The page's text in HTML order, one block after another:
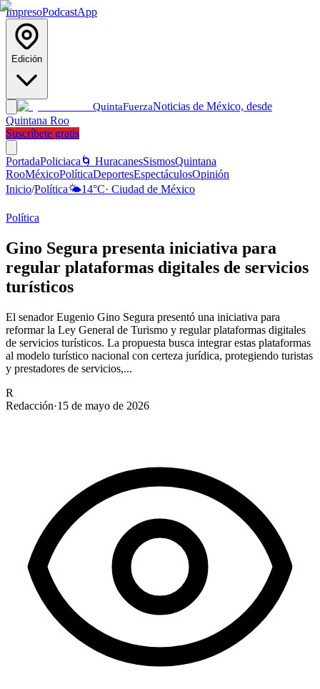
ImpresoPodcastApp
Edición
QuintaFuerzaNoticias de México, desde
Quintana Roo
Suscríbete gratis
PortadaPoliciaca 🌀 HuracanesSismosQuintana
RooMéxicoPolíticaDeportesEspectáculosOpinión
Inicio/Política🌤️14°C· Ciudad de México
Política
Gino Segura presenta iniciativa para
regular plataformas digitales de servicios
turísticos
El senador Eugenio Gino Segura presentó una iniciativa para
reformar la Ley General de Turismo y regular plataformas digitales
de servicios turísticos. La propuesta busca integrar estas plataformas
al modelo turístico nacional con certeza jurídica, protegiendo turistas
y prestadores de servicios,...
R
Redacción·15 de mayo de 2026